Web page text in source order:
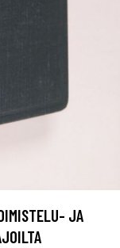
JA